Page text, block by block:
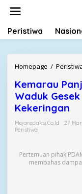
Peristiwa
Homepage /
Kemarau
Waduk
Kekeringan
Mejaredaksi.co.id
27
Peristiwa
Pertemuan pihak
membahas